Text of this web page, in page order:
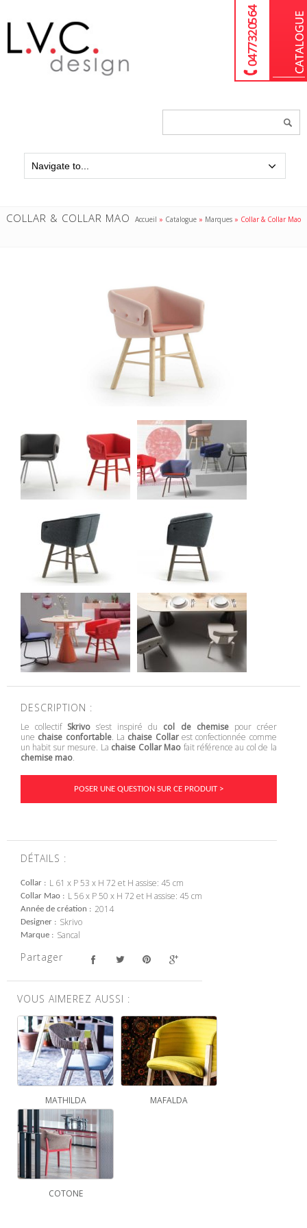
04 77 32 05 64
COLLAR & COLLAR MAO Accueil » Catalogue » Marques » Collar & Collar Mao
DESCRIPTION :
Le collectif Skrivo s’est inspiré du col de chemisepour créer
une chaise confortable. La chaise Collarest confectionnée comme
un habit sur mesure. La chaise Collar Mao fait référence au col de la
chemise mao.
POSER UNE QUESTION SUR CE PRODUIT >
DÉTAILS :
Collar L 61 x P 53 x H 72 et H assise: 45 cm
Collar Mao L 56 x P 50 x H 72 et H assise: 45 cm
Année de création 2014
Designer Skrivo
Marque Sancal
Partager
VOUS AIMEREZ AUSSI :
MATHILDA MAFALDA
COTONE